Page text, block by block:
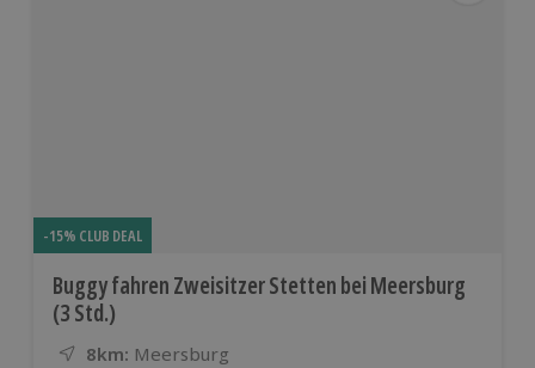
-15% CLUB DEAL
Buggy fahren Zweisitzer Stetten bei Meersburg
(3 Std.)
8km: Entfernung
Standort
Meersburg